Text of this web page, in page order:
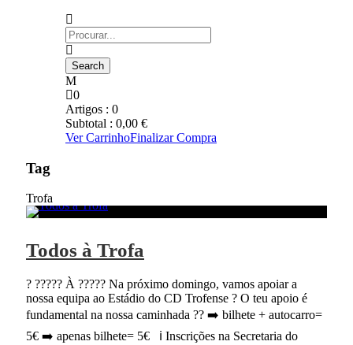
0
Artigos : 0
Subtotal : 0,00 €
Ver CarrinhoFinalizar Compra
Tag
Trofa
Todos à Trofa
? ????? À ????? Na próximo domingo, vamos apoiar a
nossa equipa ao Estádio do CD Trofense ? O teu apoio é
fundamental na nossa caminhada ?? ➡️ bilhete + autocarro=
5€ ➡️ apenas bilhete= 5€ ℹ️ Inscrições na Secretaria do